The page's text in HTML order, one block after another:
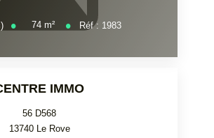
74 m² Réf : 1983
IMMO
56 D568
13740 Le Rove